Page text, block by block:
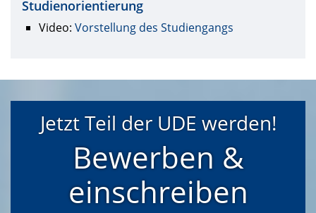
Studienorientierung
Video: Vorstellung des Studiengangs
Jetzt Teil der UDE werden!
Bewerben &
einschreiben